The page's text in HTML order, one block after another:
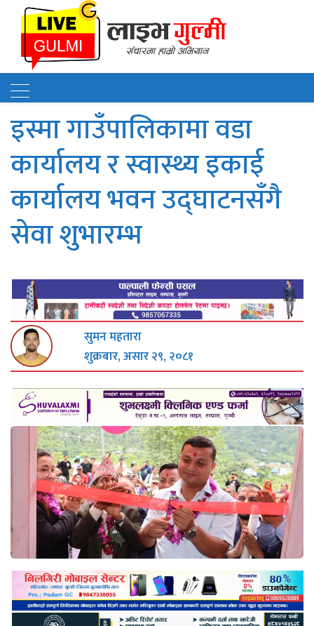
इस्मा गाउँपालिकामा वडा
कार्यालय र स्वास्थ्य इकाई
‍कार्यालय भवन उद्घाटनसँगै
सेवा शुभारम्भ
सुमन महतारा
शुक्रबार, असार २९, २०८१